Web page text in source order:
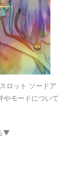
ロット ソードア
やモードについて
▼